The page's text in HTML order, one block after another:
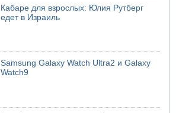
Кабаре для взрослых: Юлия Рутберг
едет в Израиль
Samsung Galaxy Watch Ultra2 и Galaxy
Watch9